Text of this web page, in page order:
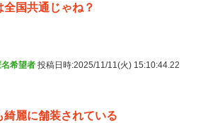
国共通じゃね？
希望者 投稿日時:2025/11/11(火) 15:10:44.22
麗に舗装されている